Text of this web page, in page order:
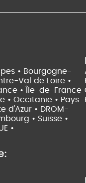
• Bourgogne-
Val de Loire •
•
Île-de-France
• Occitanie • Pays
d'Azur • DROM-
• Suisse •
•